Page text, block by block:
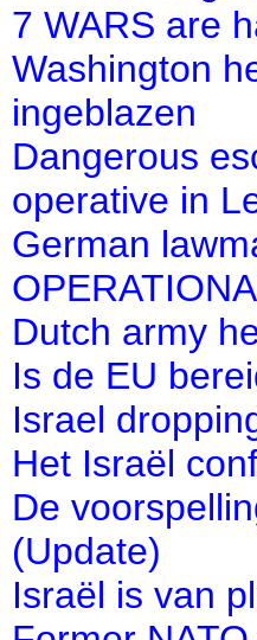
7 WARS are
Washington
ingeblazen
Dangerous
operative in
German
Dutch army
Is de EU
Israel
Het Israël
De
(Update)
Israël is van